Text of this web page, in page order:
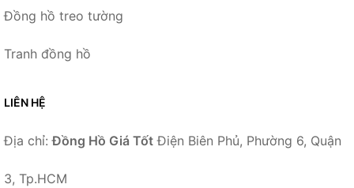
Đồng hồ treo tường
Tranh đồng hồ
LIÊN HỆ
Địa chỉ:Đồng Hồ Giá Tốt Điện Biên Phủ, Phường 6, Quận
3, Tp.HCM